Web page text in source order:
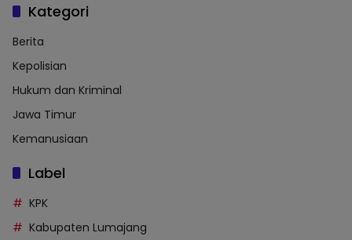
Kategori
Berita
Kepolisian
Hukum dan Kriminal
Jawa Timur
Kemanusiaan
Label
KPK
Kabupaten Lumajang